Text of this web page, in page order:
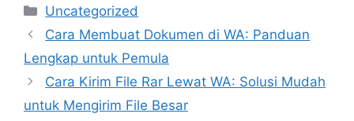
Categories
Uncategorized
Cara Membuat Dokumen di WA: Panduan
Lengkap untuk Pemula
Cara Kirim File Rar Lewat WA: Solusi Mudah
untuk Mengirim File Besar